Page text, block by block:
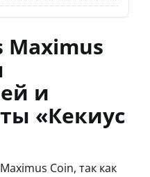
Maximus
и
«Кекиус
Coin, так как